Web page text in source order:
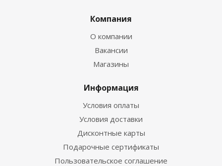
Компания
О компании
Вакансии
Магазины
Информация
Условия оплаты
Условия доставки
Дисконтные карты
Подарочные сертификаты
Пользовательское соглашение